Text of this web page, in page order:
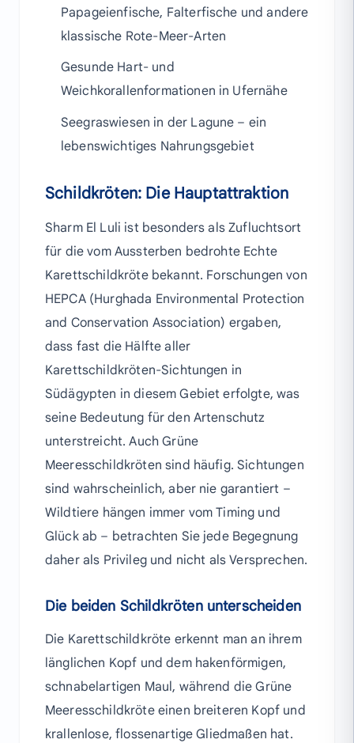
Papageienfische, Falterfische und andere
klassische Rote-Meer-Arten
Gesunde Hart- und
Weichkorallenformationen in Ufernähe
Seegraswiesen in der Lagune – ein
lebenswichtiges Nahrungsgebiet
Schildkröten: Die Hauptattraktion
Sharm El Luli ist besonders als Zufluchtsort
für die vom Aussterben bedrohte Echte
Karettschildkröte bekannt. Forschungen von
HEPCA (Hurghada Environmental Protection
and Conservation Association) ergaben,
dass fast die Hälfte aller
Karettschildkröten-Sichtungen in
Südägypten in diesem Gebiet erfolgte, was
seine Bedeutung für den Artenschutz
unterstreicht. Auch Grüne
Meeresschildkröten sind häufig. Sichtungen
sind wahrscheinlich, aber nie garantiert –
Wildtiere hängen immer vom Timing und
Glück ab – betrachten Sie jede Begegnung
daher als Privileg und nicht als Versprechen.
Die beiden Schildkröten unterscheiden
Die Karettschildkröte erkennt man an ihrem
länglichen Kopf und dem hakenförmigen,
schnabelartigen Maul, während die Grüne
Meeresschildkröte einen breiteren Kopf und
krallenlose, flossenartige Gliedmaßen hat.